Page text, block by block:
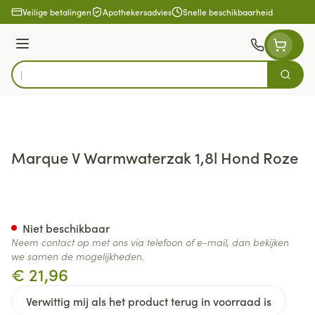
Ga naar de inhoud
Veilige betalingen Apothekersadvies Snelle beschikbaarheid
Menu
Product, merk, categorie...
Zoek
Marque V Warmwaterzak 1,8l Hond Roze
€ 21,96
Verwittig mij als het product terug in voorraad is
Niet beschikbaar
Neem contact op met ons via telefoon of e-mail, dan bekijken
we samen de mogelijkheden.